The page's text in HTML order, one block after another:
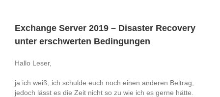
Exchange Server 2019 – Disaster Recovery
unter erschwerten Bedingungen
Hallo Leser,
ja ich weiß, ich schulde euch noch einen anderen Beitrag,
jedoch lässt es die Zeit nicht so zu wie ich es gerne hätte.